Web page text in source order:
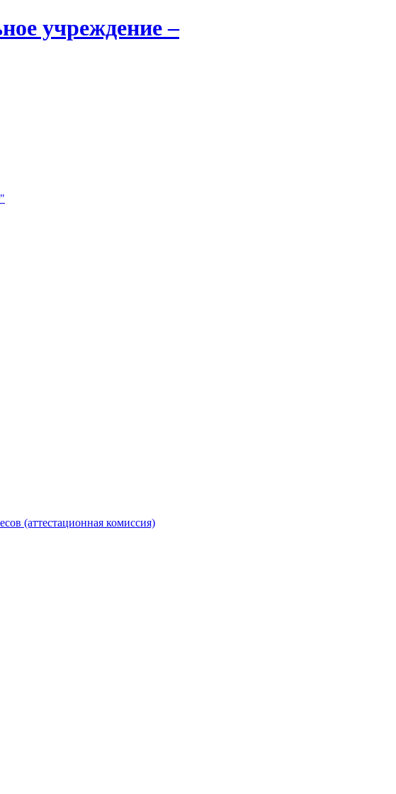
учреждение –
(аттестационная комиссия)